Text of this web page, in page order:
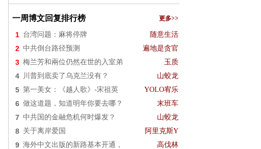
一周博文回复排行榜 更多>>
1 台湾问题：麻将停牌 随意生活
2 中共倒台路径预测 遍地是贪官
3 梅兰芳和兩位仍然在世的入室弟 玉质
4 川普到底卖了乌克兰没有？ 山蛟龙
5 第一美女：《越人歌》-宋祖英 YOLO宥乐
6 做这道题，知道明年你要去哪？ 末班车
7 中共国的金融危机何时爆发？ 山蛟龙
8 关于离岸爱国 阿里克斯Y
9 海外中文出版的新路基本开通， 高伐林